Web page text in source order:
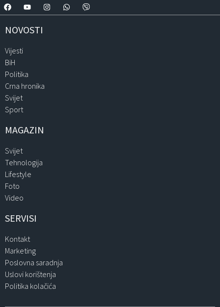
NOVOSTI
Vijesti
BiH
Politika
Crna hronika
Svijet
Sport
MAGAZIN
Svijet
Tehnologija
Lifestyle
Foto
Video
SERVISI
Kontakt
Marketing
Poslovna saradnja
Uslovi korištenja
Politika kolačića